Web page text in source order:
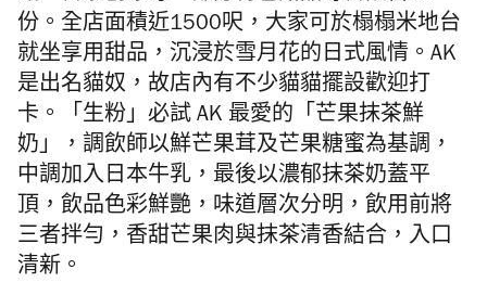
份。全店面積近1500呎，大家可於榻榻米地台
就坐享用甜品，沉浸於雪月花的日式風情。AK
是出名貓奴，故店內有不少貓貓擺設歡迎打
卡。「生粉」必試 AK 最愛的「芒果抹茶鮮
奶」，調飲師以鮮芒果茸及芒果糖蜜為基調，
中調加入日本牛乳，最後以濃郁抹茶奶蓋平
頂，飲品色彩鮮艷，味道層次分明，飲用前將
三者拌勻，香甜芒果肉與抹茶清香結合，入口
清新。